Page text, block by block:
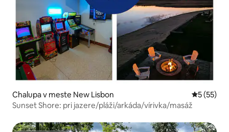
Chalupa v meste New Lisbon
5 (55)
Sunset Shore: pri jazere/pláži/arkáda/vírivka/masáž